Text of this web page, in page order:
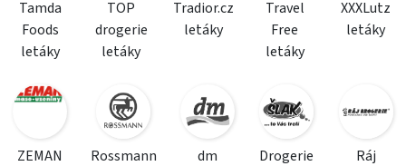
Tamda
Foods
letáky
TOP
drogerie
letáky
Tradior.cz
letáky
Travel
Free
letáky
XXXLutz
letáky
ZEMAN
Rossmann
dm
Drogerie
Ráj